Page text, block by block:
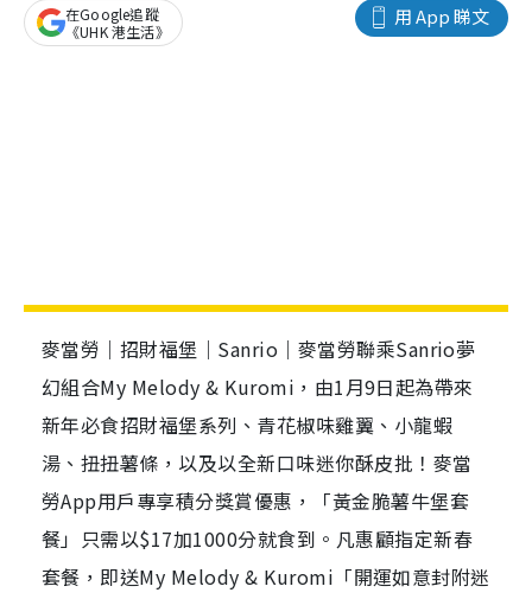
用 App 睇文
在Google追蹤
《UHK 港生活》
麥當勞｜招財福堡｜Sanrio｜麥當勞聯乘Sanrio夢
幻組合My Melody & Kuromi，由1月9日起為帶來
新年必食招財福堡系列、青花椒味雞翼、小龍蝦
湯、扭扭薯條，以及以全新口味迷你酥皮批！麥當
勞App用戶專享積分獎賞優惠，「黃金脆薯牛堡套
餐」只需以$17加1000分就食到。凡惠顧指定新春
套餐，即送My Melody & Kuromi「開運如意封附迷